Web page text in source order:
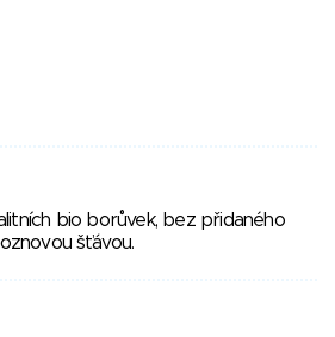
bio borůvek, bez přidaného
šťávou.